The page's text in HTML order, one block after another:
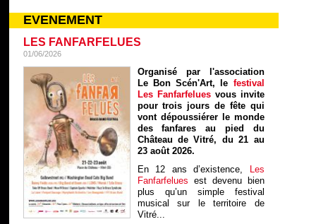
EVENEMENT
LES FANFARFELUES
01/06/2026
Organisé par l'association
Le Bon Scén'Art, le festival
Les Fanfarfelues vous invite
pour trois jours de fête qui
vont dépoussiérer le monde
des fanfares au pied du
Château de Vitré, du 21 au
23 août 2026.
En 12 ans d’existence, Les
Fanfarfelues est devenu bien
plus qu’un simple festival
musical sur le territoire de
Vitré...